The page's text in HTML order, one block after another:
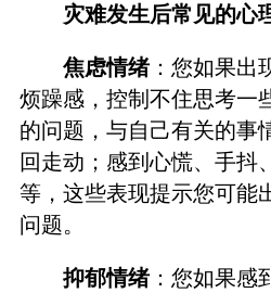
灾难发生后常见的心
焦虑情绪：您如果出
烦躁感，控制不住思考一
的问题，与自己有关的事
回走动；感到心慌、手抖
等，这些表现提示您可能
问题。
抑郁情绪：您如果感